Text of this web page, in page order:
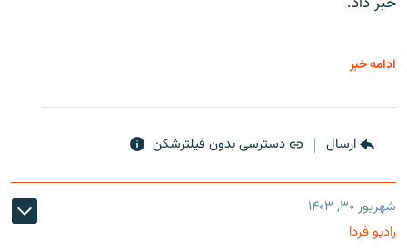
ادامه خبر
ارسال دسترسی بدون فیلترشکن
شهریور ۳۰, ۱۴۰۳
رادیو فردا